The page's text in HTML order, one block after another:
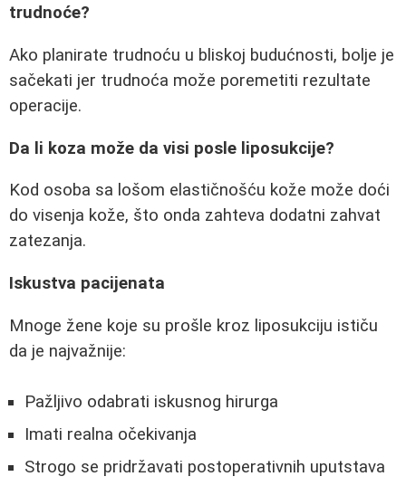
trudnoće?
Ako planirate trudnoću u bliskoj budućnosti, bolje je
sačekati jer trudnoća može poremetiti rezultate
operacije.
Da li koza može da visi posle liposukcije?
Kod osoba sa lošom elastičnošću kože može doći
do visenja kože, što onda zahteva dodatni zahvat
zatezanja.
Iskustva pacijenata
Mnoge žene koje su prošle kroz liposukciju ističu
da je najvažnije:
Pažljivo odabrati iskusnog hirurga
Imati realna očekivanja
Strogo se pridržavati postoperativnih uputstava